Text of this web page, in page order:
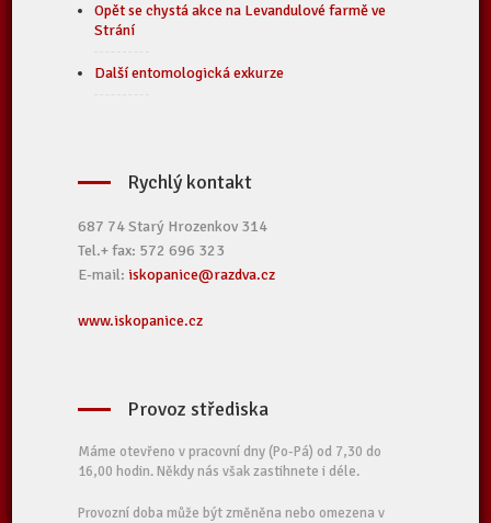
Opět se chystá akce na Levandulové farmě ve
Strání
Další entomologická exkurze
Rychlý kontakt
687 74 Starý Hrozenkov 314
Tel.+ fax: 572 696 323
E-mail:iskopanice@razdva.cz
www.iskopanice.cz
Provoz střediska
Máme otevřeno v pracovní dny (Po-Pá) od 7,30 do
16,00 hodin. Někdy nás však zastihnete i déle.
Provozní doba může být změněna nebo omezena v